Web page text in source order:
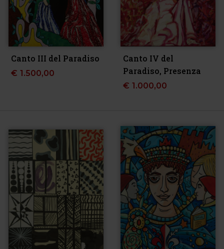
Canto III del Paradiso
€ 1.500,00
Canto IV del
Paradiso, Presenza
€ 1.000,00